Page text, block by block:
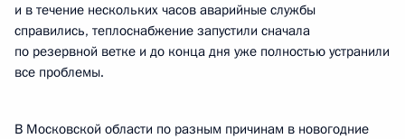
и в течение нескольких часов аварийные службы
справились, теплоснабжение запустили сначала
по резервной ветке и до конца дня уже полностью устранили
все проблемы.
В Московской области по разным причинам в новогодние